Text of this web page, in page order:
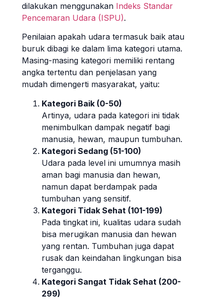
dilakukan menggunakan Indeks Standar
Pencemaran Udara (ISPU).
Penilaian apakah udara termasuk baik atau
buruk dibagi ke dalam lima kategori utama.
Masing-masing kategori memiliki rentang
angka tertentu dan penjelasan yang
mudah dimengerti masyarakat, yaitu:
Kategori Baik (0-50)
Artinya, udara pada kategori ini tidak
menimbulkan dampak negatif bagi
manusia, hewan, maupun tumbuhan.
Kategori Sedang (51-100)
Udara pada level ini umumnya masih
aman bagi manusia dan hewan,
namun dapat berdampak pada
tumbuhan yang sensitif.
Kategori Tidak Sehat (101-199)
Pada tingkat ini, kualitas udara sudah
bisa merugikan manusia dan hewan
yang rentan. Tumbuhan juga dapat
rusak dan keindahan lingkungan bisa
terganggu.
Kategori Sangat Tidak Sehat (200-
299)